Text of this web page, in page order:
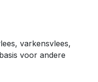
varkensvlees,
voor andere